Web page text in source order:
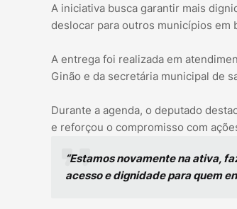
A iniciativa busca garantir mais
deslocar para outros municípios em
A entrega foi realizada em
Ginão e da secretária municipal de
Durante a agenda, o deputado
e reforçou o compromisso com
“Estamos novamente na ativa,
acesso e dignidade para quem